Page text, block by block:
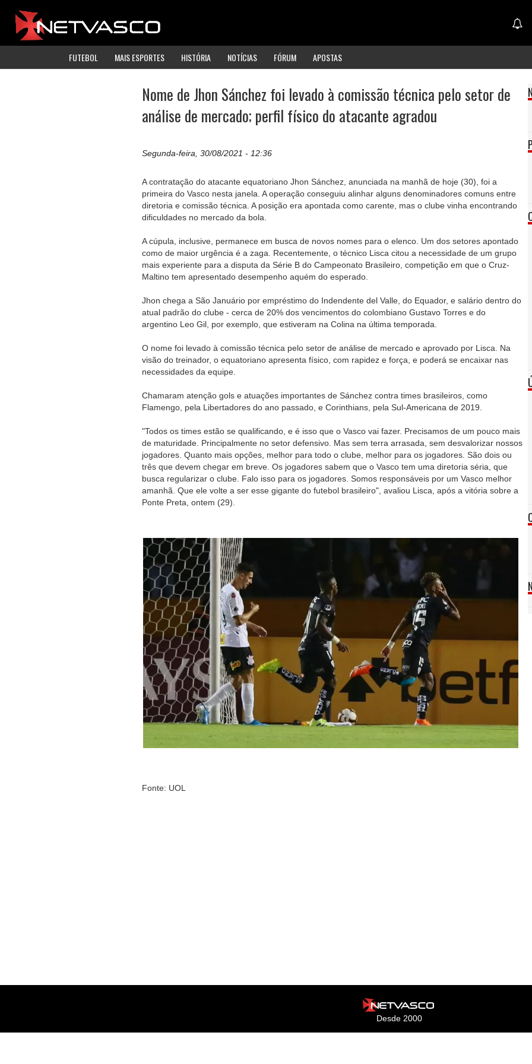
FUTEBOL MAIS ESPORTES HISTÓRIA NOTÍCIAS FÓRUM APOSTAS
Nome de Jhon Sánchez foi levado à comissão técnica pelo setor de
análise de mercado; perfil físico do atacante agradou
Segunda-feira, 30/08/2021 - 12:36
A contratação do atacante equatoriano Jhon Sánchez, anunciada na manhã de hoje (30), foi a
primeira do Vasco nesta janela. A operação conseguiu alinhar alguns denominadores comuns entre
diretoria e comissão técnica. A posição era apontada como carente, mas o clube vinha encontrando
dificuldades no mercado da bola.
A cúpula, inclusive, permanece em busca de novos nomes para o elenco. Um dos setores apontado
como de maior urgência é a zaga. Recentemente, o técnico Lisca citou a necessidade de um grupo
mais experiente para a disputa da Série B do Campeonato Brasileiro, competição em que o Cruz-
Maltino tem apresentado desempenho aquém do esperado.
Jhon chega a São Januário por empréstimo do Indendente del Valle, do Equador, e salário dentro do
atual padrão do clube - cerca de 20% dos vencimentos do colombiano Gustavo Torres e do
argentino Leo Gil, por exemplo, que estiveram na Colina na última temporada.
O nome foi levado à comissão técnica pelo setor de análise de mercado e aprovado por Lisca. Na
visão do treinador, o equatoriano apresenta físico, com rapidez e força, e poderá se encaixar nas
necessidades da equipe.
Chamaram atenção gols e atuações importantes de Sánchez contra times brasileiros, como
Flamengo, pela Libertadores do ano passado, e Corinthians, pela Sul-Americana de 2019.
"Todos os times estão se qualificando, e é isso que o Vasco vai fazer. Precisamos de um pouco mais
de maturidade. Principalmente no setor defensivo. Mas sem terra arrasada, sem desvalorizar nossos
jogadores. Quanto mais opções, melhor para todo o clube, melhor para os jogadores. São dois ou
três que devem chegar em breve. Os jogadores sabem que o Vasco tem uma diretoria séria, que
busca regularizar o clube. Falo isso para os jogadores. Somos responsáveis por um Vasco melhor
amanhã. Que ele volte a ser esse gigante do futebol brasileiro", avaliou Lisca, após a vitória sobre a
Ponte Preta, ontem (29).
Fonte: UOL
Desde 2000